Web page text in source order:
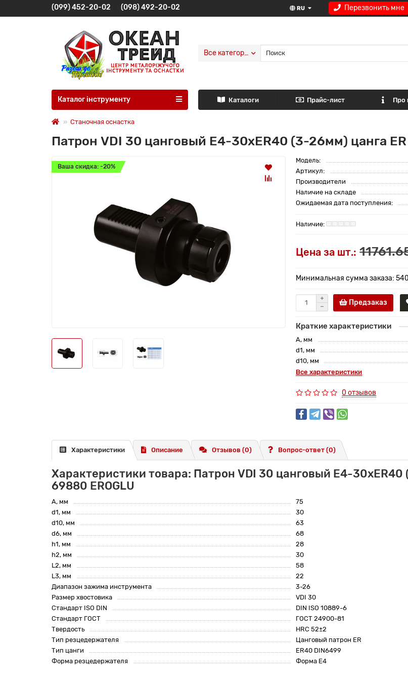
Перезвонить мне
RU
(099) 452-20-02 (098) 492-20-02
Все категории
Каталог інструменту Каталоги Прайс-лист Про
Станочная оснастка
Патрон VDI 30 цанговый E4-30xER40 (3-26мм) цанга
Ваша скидка: -20%
Модель:
Артикул:
Производители
Наличие на складе
Ожидаемая дата поступления:
Цена за шт.:
Минимальная сумма заказа:
Предзаказ
Краткие характеристики
A, мм
d1, мм
d10, мм
Все характеристики
0 отзывов
Характеристики Описание Отзывов (0) Вопрос-ответ (0)
Характеристики товара: Патрон VDI 30 цанговый E4-30xER40
69880 EROGLU
A, мм
75
d1, мм
30
d10, мм
63
d6, мм
68
h1, мм
28
h2, мм
30
L2, мм
58
L3, мм
22
Диапазон зажима инструмента
3-26
Размер хвостовика
VDI 30
Стандарт ISO DIN
DIN ISO 10889-6
Стандарт ГОСТ
ГОСТ 24900-81
Твердость
HRC 52±2
Тип резцедержателя
Цанговый патрон ER
Тип цанги
ER40 DIN6499
Форма резцедержателя
Форма E4